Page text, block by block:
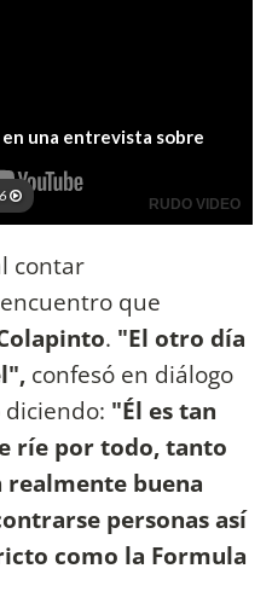
contar
que
. "El otro día
confesó en diálogo
"Él es tan
ríe por todo, tanto
realmente buena
personas así
como la Formula